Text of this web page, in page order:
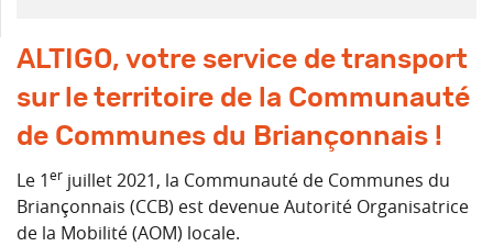
ALTIGO, votre service de transport
sur le territoire de la Communauté
de Communes du Briançonnais !
Le 1er juillet 2021, la Communauté de Communes du
Briançonnais (CCB) est devenue Autorité Organisatrice
de la Mobilité (AOM) locale.